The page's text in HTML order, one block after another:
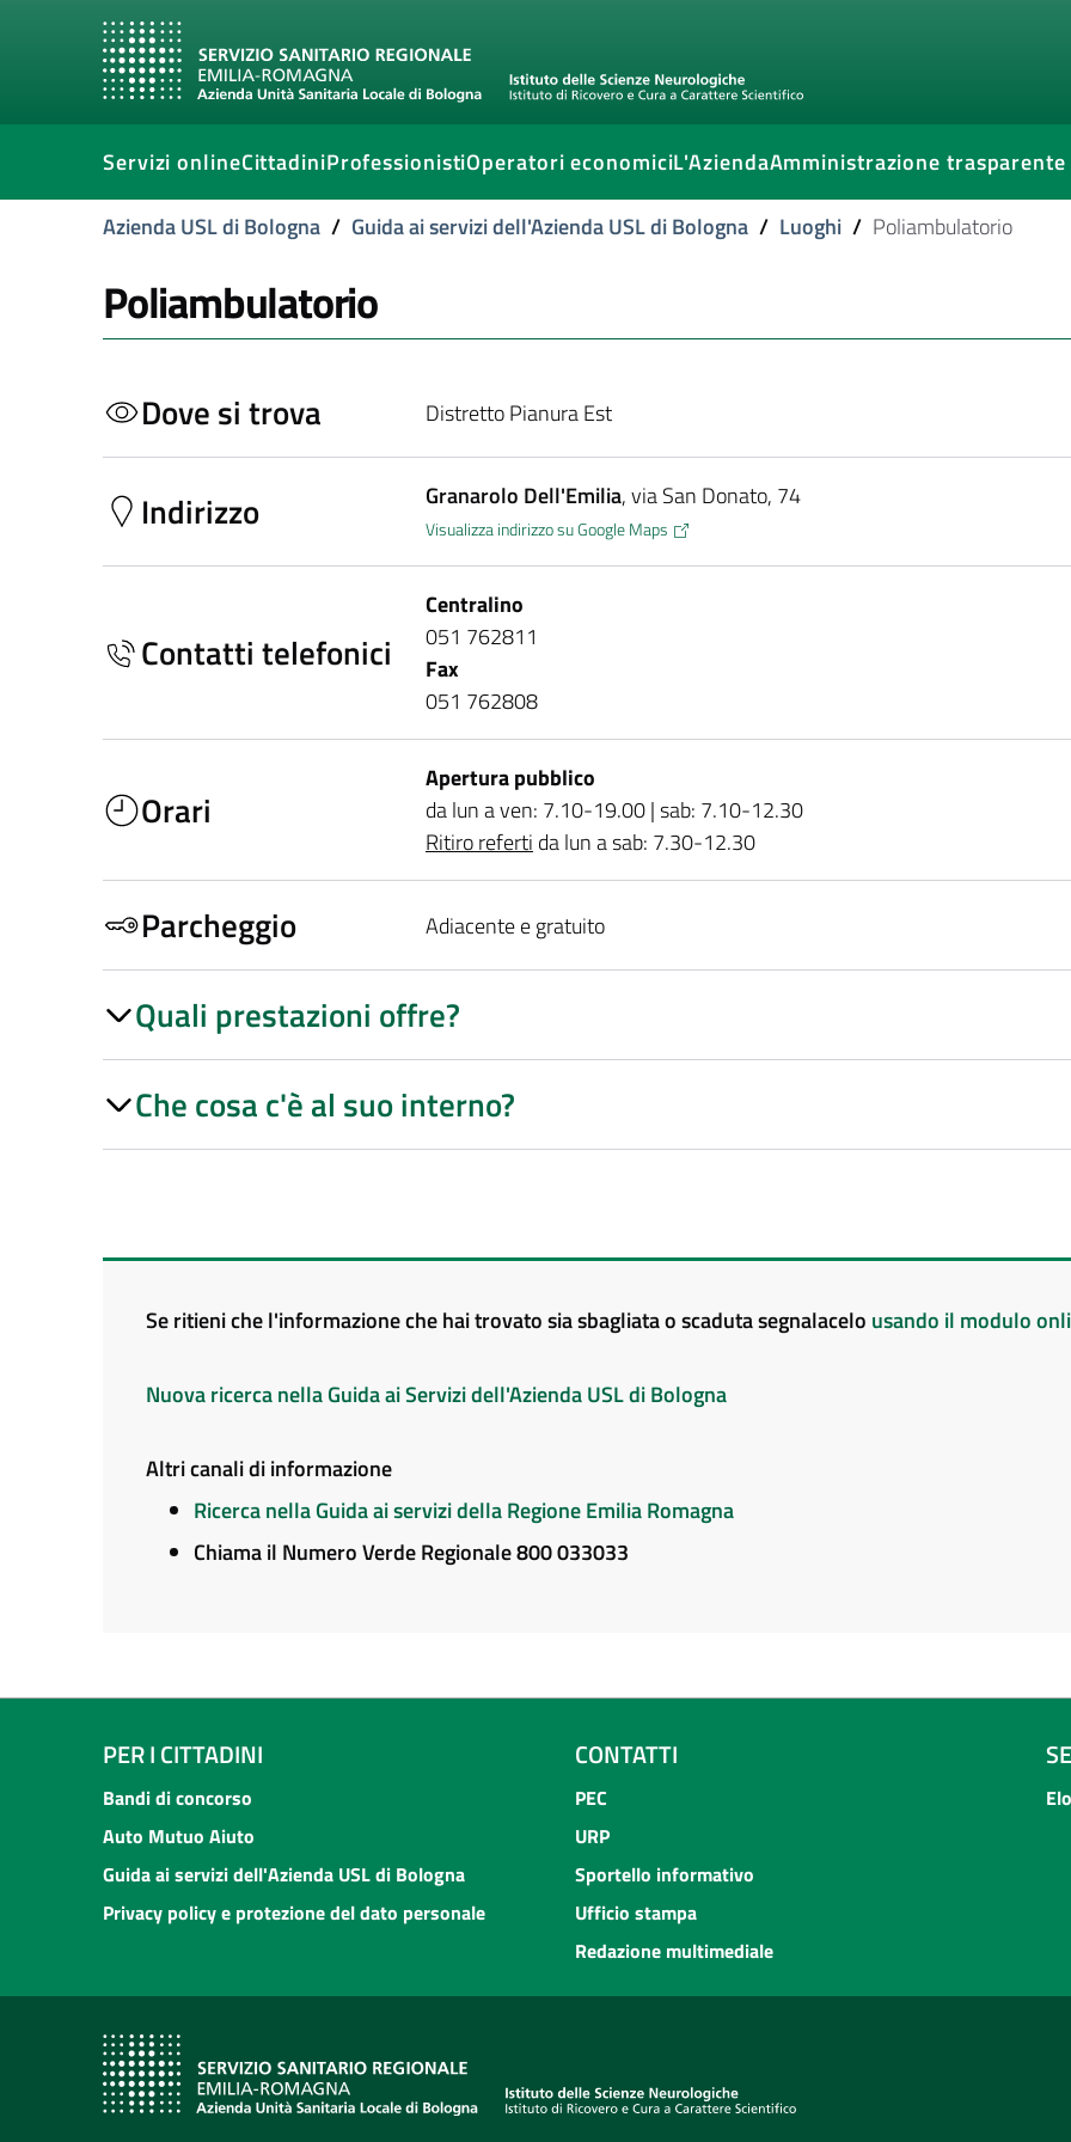
Servizi onlineCittadiniProfessionistiOperatori economiciL'AziendaAmministrazione trasparente
Azienda USL di Bologna / Guida ai servizi dell'Azienda USL di Bologna / Luoghi / Poliambulatorio
Poliambulatorio
Dove si trova Distretto Pianura Est
Indirizzo Granarolo Dell'Emilia, via San Donato, 74
Visualizza indirizzo su Google Maps
Contatti telefonici
Centralino
051 762811
Fax
051 762808
Orari
Apertura pubblico
da lun a ven: 7.10-19.00 | sab: 7.10-12.30
Ritiro referti da lun a sab: 7.30-12.30
Parcheggio Adiacente e gratuito
Quali prestazioni offre?
Che cosa c'è al suo interno?
Se ritieni che l'informazione che hai trovato sia sbagliata o scaduta segnalacelo usando il modulo
Nuova ricerca nella Guida ai Servizi dell'Azienda USL di Bologna
Altri canali di informazione
Ricerca nella Guida ai servizi della Regione Emilia Romagna
Chiama il Numero Verde Regionale 800 033033
PER I CITTADINI
Bandi di concorso
Auto Mutuo Aiuto
Guida ai servizi dell'Azienda USL di Bologna
Privacy policy e protezione del dato personale
CONTATTI
PEC
URP
Sportello informativo
Ufficio stampa
Redazione multimediale